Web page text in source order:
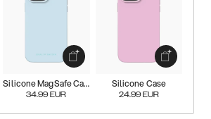
Silicone MagSafe Case
34.99 EUR
Silicone Case
24.99 EUR